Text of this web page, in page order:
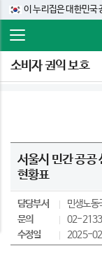
이 누리집은 대한민국
소비자 권익 보호
서울시 민간 공공
현황표
담당부서 민생노동
문의
02-
수정일
2025-